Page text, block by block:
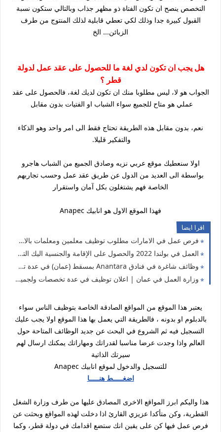
التخصص ينصح ان تكون الفتاة ذو مظهر جذاب وبالتالي ستكون نسبة
القبول كبيرة جدا وذلك لكي تعطي قابلية لذلك المنتوج من طرف
الزبائن... الخ
هل يجب ان تكون لدي لغة ما للحصول على عقد عمل لدولة
قطر ؟
الجواب هو لا، ليس مطلوبا منك ان تكون لديك لغة، فالحصول على عقد
عملي هو متاح للجميع سواء الشباب او الفتيات بدون مقابل
نعم، بدون مقابل هذه الطريقة تحتاج فقط الى امر واحد وهو الذكاء
والتفكير قليلا.
اولا سنعطيك موقع عربي نزيه وصادق الجميع من الشباب هاجرو
بواسطة الى العديد من الدول عن طريق عقد عمل وحسب تجاربهم
الخاصة فهم يشتغلون بكل آمان واستقرار
فهذا الموقع الاول هو انابيك Anapec
اقرا ايضا
فرص عمل في الامارات مطلوب توظيف معلمين ومعلمات بالامارات سارع بالتقديم
العمل في بولندا 2022 والحصول على الإقامة والجنسية اليك التفاصيل كاملة
وظائف شاغرة في فنادق Anantara بمسقط (عمان) في عدة تخصصات 2022
وزارة العمل في عمان | اعلان توظيف في عدة تخصصات ولجميع المستويات 2022
يعتبر هذا الموقع من المواقع الصادقة الخاصة بتوظيف الناس سواء
بالدبلوم او بدونه ، فالطريقة التي يعمل بها هذا الموقع اولا يجب عليك
التسجيل فيه ثم الشروع في البحث عن جديد الوظائف المتاحة حول
العالم واذا وجدت عرضا مناسبا لقدراتك ومهاراتك يمكنك ارسال لهم
سيرتك الذاتية
للتسجيل والدخول لموقع انابيك Anapec
اضغـــــط هنـــــا
هذا واليكم ابرز المواقع الاخرى المصادق عليها من طرف وزارة الشغل
القطرية، وكن متأكدا عزيزي القارئ اذا دخلت لهذه المواقع وبحثت عن
فرص عمل فيها كن على يقين انك ستضع اقدامك في دولة قطر، وكما